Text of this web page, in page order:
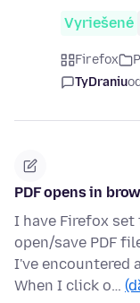
Vyriešené
Firefox
TyDraniu
PDF opens in
I have Firefox
open/save PDF
I've encountered
When I click o…